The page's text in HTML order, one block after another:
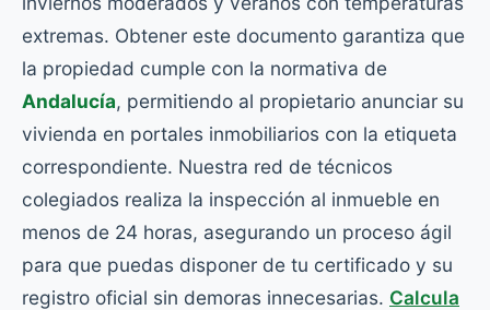
extremas. Obtener este documento garantiza que
la propiedad cumple con la normativa de
Andalucía, permitiendo al propietario anunciar su
vivienda en portales inmobiliarios con la etiqueta
correspondiente. Nuestra red de técnicos
colegiados realiza la inspección al inmueble en
menos de 24 horas, asegurando un proceso ágil
para que puedas disponer de tu certificado y su
registro oficial sin demoras innecesarias. Calcula